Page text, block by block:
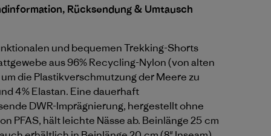
Rücksendung & Umtausch
und bequemen Trekking-Shorts
aus 96% Recycling-Nylon (von alten
die Plastikverschmutzung der Meere zu
4% Elastan. Eine dauerhaft
DWR-Imprägnierung, hergestellt ohne
PFAS, hält leichte Nässe ab. Beinlänge 25 cm